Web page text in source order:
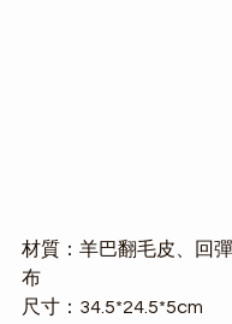
材質：羊巴翻毛皮、回
布
尺寸：34.5*24.5*5cm